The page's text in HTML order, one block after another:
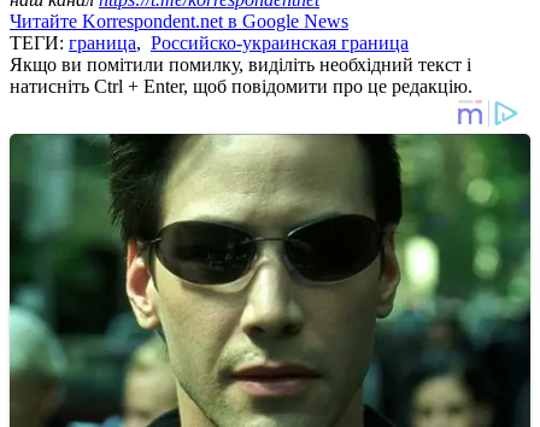
Читайте Korrespondent.net в Google News
ТЕГИ: граница, Российско-украинская граница
Якщо ви помітили помилку, виділіть необхідний текст і
натисніть Ctrl + Enter, щоб повідомити про це редакцію.